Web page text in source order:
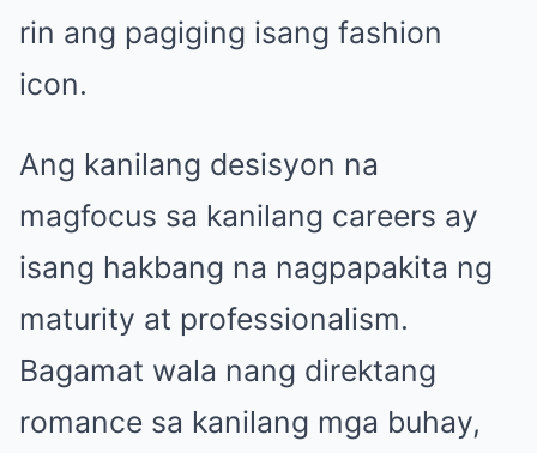
rin ang pagiging isang fashion
icon.
Ang kanilang desisyon na
magfocus sa kanilang careers ay
isang hakbang na nagpapakita ng
maturity at professionalism.
Bagamat wala nang direktang
romance sa kanilang mga buhay,